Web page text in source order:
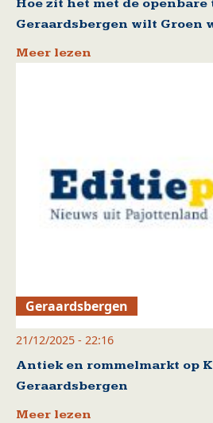
Hoe zit het met de
Geraardsbergen wilt Groen
Meer lezen
Geraardsbergen
21/12/2025 - 22:16
Antiek en rommelmarkt op
Geraardsbergen
Meer lezen